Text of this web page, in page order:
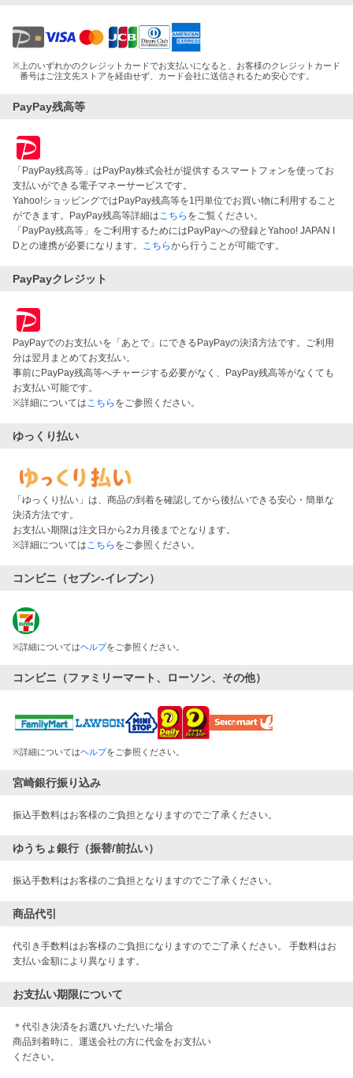
※ 上のいずれかのクレジットカードでお支払いになると、お客様のクレジットカード
番号はご注文先ストアを経由せず、カード会社に送信されるため安心です。
PayPay残高等
「PayPay残高等」はPayPay株式会社が提供するスマートフォンを使ってお
支払いができる電子マネーサービスです。
Yahoo!ショッピングではPayPay残高等を1円単位でお買い物に利用すること
ができます。PayPay残高等詳細は こちら をご覧ください。
「PayPay残高等」をご利用するためにはPayPayへの登録とYahoo! JAPAN I
Dとの連携が必要になります。
こちらから行うことが可能です。
PayPayクレジット
PayPayでのお支払いを「あとで」にできるPayPayの決済方法です。ご利用
分は翌月まとめてお支払い。
事前にPayPay残高等へチャージする必要がなく、PayPay残高等がなくても
お支払い可能です。
※詳細については こちら をご参照ください。
ゆっくり払い
「ゆっくり払い」は、商品の到着を確認してから後払いできる安心・簡単な
決済方法です。
お支払い期限は注文日から2カ月後までとなります。
※詳細については こちら をご参照ください。
コンビニ（セブン-イレブン）
※詳細についてはヘルプをご参照ください。
コンビニ（ファミリーマート、ローソン、その他）
※詳細についてはヘルプをご参照ください。
宮崎銀行振り込み
振込手数料はお客様のご負担となりますのでご了承ください。
ゆうちょ銀行（振替/前払い）
振込手数料はお客様のご負担となりますのでご了承ください。
商品代引
代引き手数料はお客様のご負担になりますのでご了承ください。 手数料はお
支払い金額により異なります。
お支払い期限について
＊代引き決済をお選びいただいた場合
商品到着時に、運送会社の方に代金をお支払い
ください。